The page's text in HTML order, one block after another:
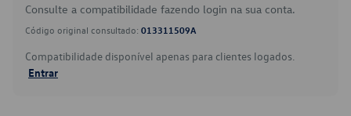
Consulte a compatibilidade fazendo login na sua conta.
Código original consultado: 013311509A
Compatibilidade disponível apenas para clientes logados.
Entrar